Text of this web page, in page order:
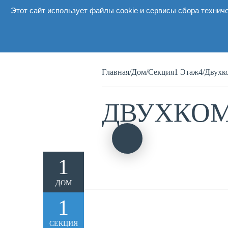
Этот сайт использует файлы cookie и сервисы сбора
О
Главная/Дом/Секция1 Этаж4/
1
ДОМ
1
СЕКЦИЯ